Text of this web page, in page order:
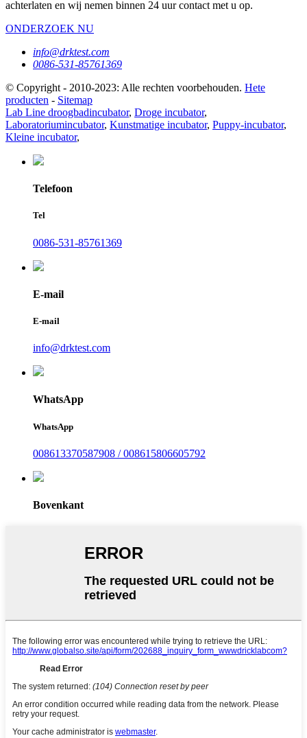
achterlaten en wij nemen binnen 24 uur contact met u op.
ONDERZOEK NU
info@drktest.com
0086-531-85761369
© Copyright - 2010-2023: Alle rechten voorbehouden. Hete
producten - Sitemap
Lab Line droogbadincubator, Droge incubator,
Laboratoriumincubator, Kunstmatige incubator, Puppy-incubator,
Kleine incubator,
Telefoon
Tel
0086-531-85761369
E-mail
E-mail
info@drktest.com
WhatsApp
WhatsApp
008613370587908 / 008615806605792
Bovenkant